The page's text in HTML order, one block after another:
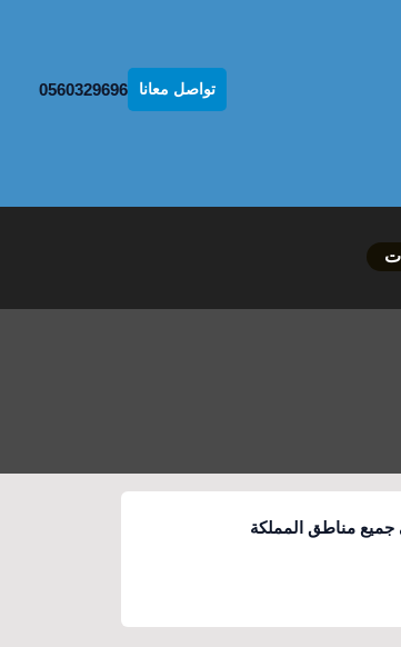
تواصل معانا 0560329696
مناطق المملكة